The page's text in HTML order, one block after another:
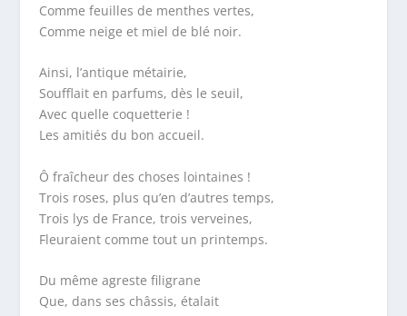
Comme feuilles de menthes vertes,
Comme neige et miel de blé noir.
Ainsi, l’antique métairie,
Soufflait en parfums, dès le seuil,
Avec quelle coquetterie !
Les amitiés du bon accueil.
Ô fraîcheur des choses lointaines !
Trois roses, plus qu’en d’autres temps,
Trois lys de France, trois verveines,
Fleuraient comme tout un printemps.
Du même agreste filigrane
Que, dans ses châssis, étalait